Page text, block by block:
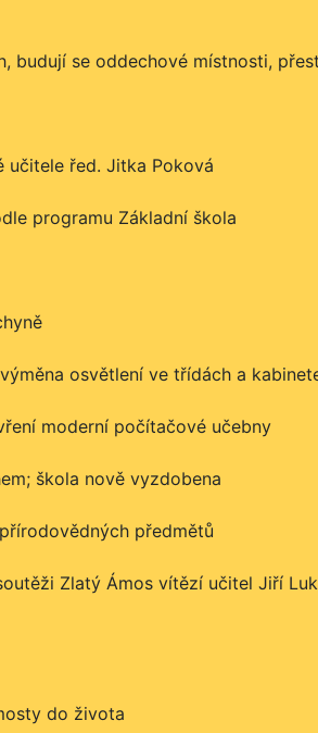
budují se oddechové místnosti,
řed. Jitka Poková
programu Základní škola
osvětlení ve třídách a
moderní počítačové učebny
škola nově vyzdobena
předmětů
Zlatý Ámos vítězí učitel Jiří
do života